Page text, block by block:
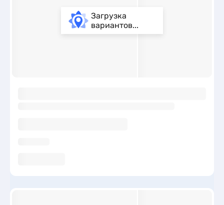
Загрузка
вариантов...